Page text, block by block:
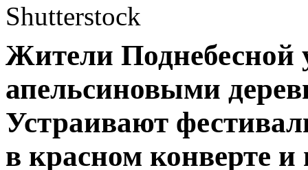
Shutterstock
Жители
апельсиновыми
Устраивают
в красном конверте и